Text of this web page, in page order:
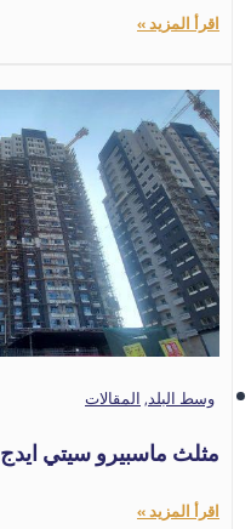
اقرأ المزيد »
وسط البلد,المقالات
مثلث ماسبيرو سيتي ايدج Maspero Business Tower
اقرأ المزيد »